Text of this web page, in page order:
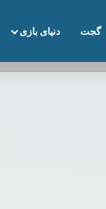
گجت دنیای بازی